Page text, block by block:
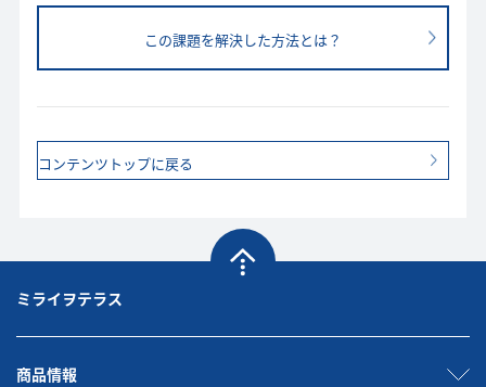
この課題を解決した方法とは？
コンテンツトップに戻る
ミライヲテラス
商品情報